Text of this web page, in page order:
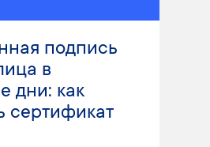
подпись
в
дни: как
сертификат